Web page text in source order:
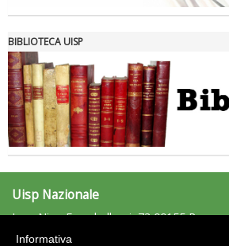
BIBLIOTECA UISP
Uisp Nazionale
L.go Nino Franchellucci, 73 00155 Roma
Tel: 06.439841 - Fax: 06.43984320
Informativa